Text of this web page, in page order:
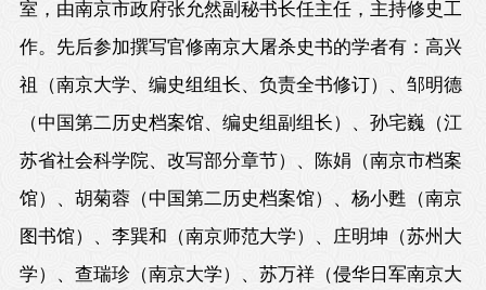
室，由南京市政府张允然副秘书长任主任，主持修史工
作。先后参加撰写官修南京大屠杀史书的学者有：高兴
祖（南京大学、编史组组长、负责全书修订）、邹明德
（中国第二历史档案馆、编史组副组长）、孙宅巍（江
苏省社会科学院、改写部分章节）、陈娟（南京市档案
馆）、胡菊蓉（中国第二历史档案馆）、杨小甦（南京
图书馆）、李巽和（南京师范大学）、庄明坤（苏州大
学）、查瑞珍（南京大学）、苏万祥（侵华日军南京大